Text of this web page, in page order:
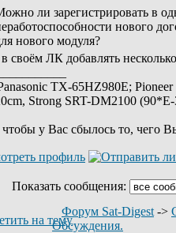
ли зарегистрировать в
нового
нового модуля?
своём ЛК добавлять
TX-65HZ980E;
Strong SRT-DM2100
у Вас сбылось то, чего
Показать сообщения:
Форум Sat-Digest ->
Обсуждения.